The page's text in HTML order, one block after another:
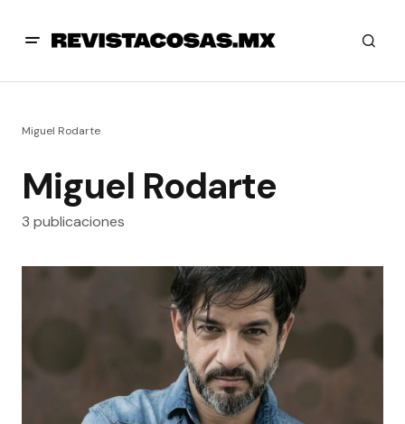
Miguel Rodarte
Miguel Rodarte
3 publicaciones